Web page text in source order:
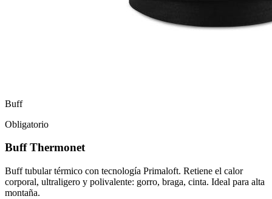
Buff
Obligatorio
Buff Thermonet
Buff tubular térmico con tecnología Primaloft. Retiene el calor
corporal, ultraligero y polivalente: gorro, braga, cinta. Ideal para alta
montaña.